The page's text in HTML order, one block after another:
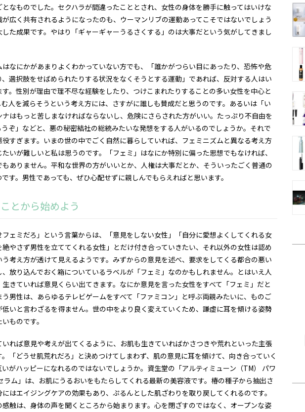
となものでした。セクハラが間違ったこととされ、女性の身体を勝手に触ってはいけな
が広く共有されるようになったのも、ウーマンリブの運動あってこそではないでしょう
た成果です。やはり「ギャーギャーうるさくする」のは大事だという気がしてきまし
はなにかがあまりよくわかっていない方でも、「誰かがつらい目にあったり、恐怖や危
、選択肢をせばめられたりする状況をなくそうとする運動」であれば、反対する人はい
す。性別が理由で理不尽な経験をしたり、つけこまれたりすることの多い女性を中心と
む人を減らそうという考え方には、さすがに誰しも賛成だと思うのです。あるいは「い
ナはもっと苦しまなければならないし、危険にさらされた方がいい。たっぷり不自由を
ぞ」などと、悪の秘密結社の総統みたいな発想をする人がいるのでしょうか。それで
役すぎます。いまの世の中でごく自然に暮らしていれば、フェミニズムと異なる考え方
いが難しいと私は思うのです。「フェミ」はなにか特別に偏った思想でもなければ、
ありません。平和な世界の方がいいとか、人権は大事だとか、そういったごく普通の
す。男性であっても、ぜひ心配せずに親しんでもらえればと思います。
とから始めよう
フェミだろ」という言葉からは、「意見をしない女性」「自分に愛想よくしてくれる女
やさず男性を立ててくれる女性」とだけ付き合っていきたい、それ以外の女性は認め
う考え方が透けて見えるようです。みずからの意見を述べ、要求をしてくる都合の悪い
、放り込んでおく箱についているラベルが「フェミ」なのかもしれません。とはいえ人
生きていれば意見くらい出てきます。なにか意見を言った女性をすべて「フェミ」だと
男性は、あらゆるテレビゲームをすべて「ファミコン」と呼ぶ両親みたいに、ものご
低いと言わざるを得ません。世の中をより良く変えていくため、謙虚に耳を傾ける姿勢
ものです。
れば意見や考えが出てくるように、お肌も生きていればかさつきや荒れといった主張
「どうせ肌荒れだろ」と決めつけてしまわず、肌の意見に耳を傾けて、向き合っていく
いがハッピーになれるのではないでしょうか。資生堂の「アルティミューン（TM） パワ
ラム」は、お肌にうるおいをもたらしてくれる最新の美容液です。椿の種子から抽出さ
はエイジングケアの効果もあり、ぷるんとした肌ざわりを取り戻してくれるのです。
触は、身体の声を聞くところから始まります。心を閉ざすのではなく、オープンな姿